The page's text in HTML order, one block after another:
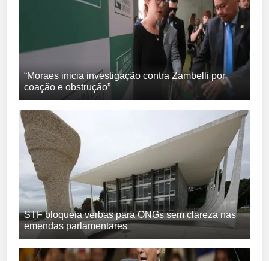
“Moraes inicia investigação contra Zambelli por
coação e obstrução”
STF bloqueia verbas para ONGs sem clareza nas
emendas parlamentares